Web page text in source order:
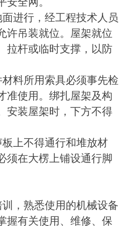
面进行，经工程技术人员
许吊装就位。屋架就位
拉杆或临时支撑，以防
材料所用索具必须事先检
准使用。绑扎屋架及构
安装屋架时，下方不得
板上不得通行和堆放材
须在大楞上铺设通行脚
训，熟悉使用的机械设备
握有关使用、维修、保